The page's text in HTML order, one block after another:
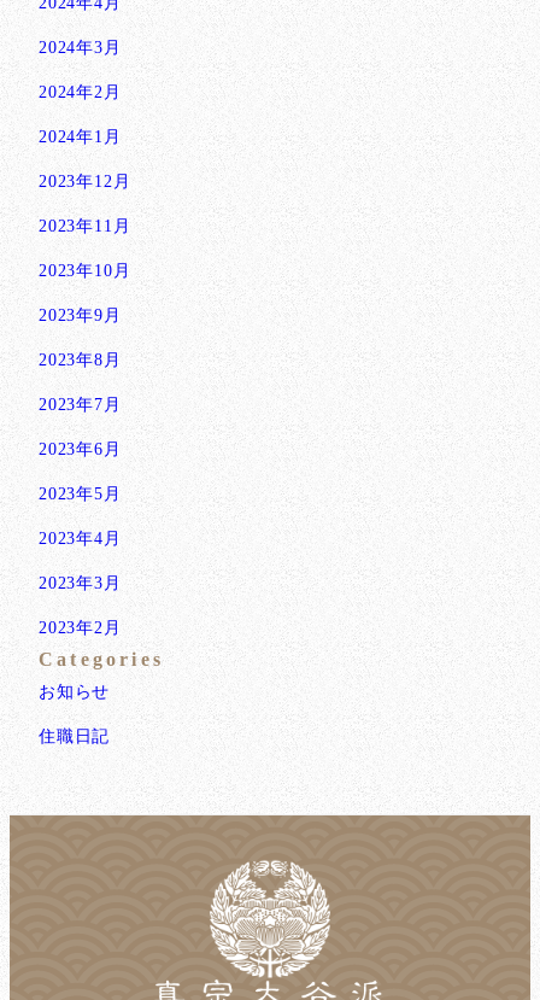
2024年3月
2024年2月
2024年1月
2023年12月
2023年11月
2023年10月
2023年9月
2023年8月
2023年7月
2023年6月
2023年5月
2023年4月
2023年3月
2023年2月
Categories
お知らせ
住職日記